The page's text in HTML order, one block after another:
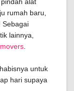
rumah baru,
Sebagai
lainnya,
untuk
hari supaya